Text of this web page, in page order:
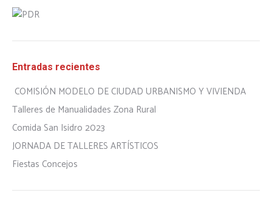
Entradas recientes
COMISIÓN MODELO DE CIUDAD URBANISMO Y VIVIENDA
Talleres de Manualidades Zona Rural
Comida San Isidro 2023
JORNADA DE TALLERES ARTÍSTICOS
Fiestas Concejos